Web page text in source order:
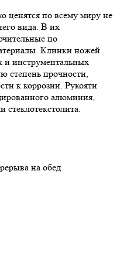
ценятся по всему миру не
вида. В их
по
Клинки ножей
и инструментальных
степень прочности,
к коррозии. Рукояти
алюминия,
на обед